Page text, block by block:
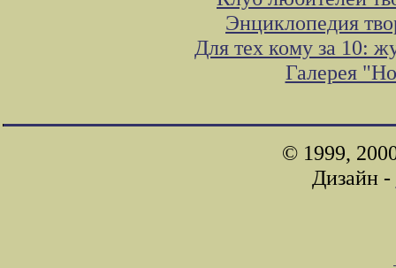
Энциклопедия
Для тех кому за 10:
Галерея
© 1999,
Дизайн -